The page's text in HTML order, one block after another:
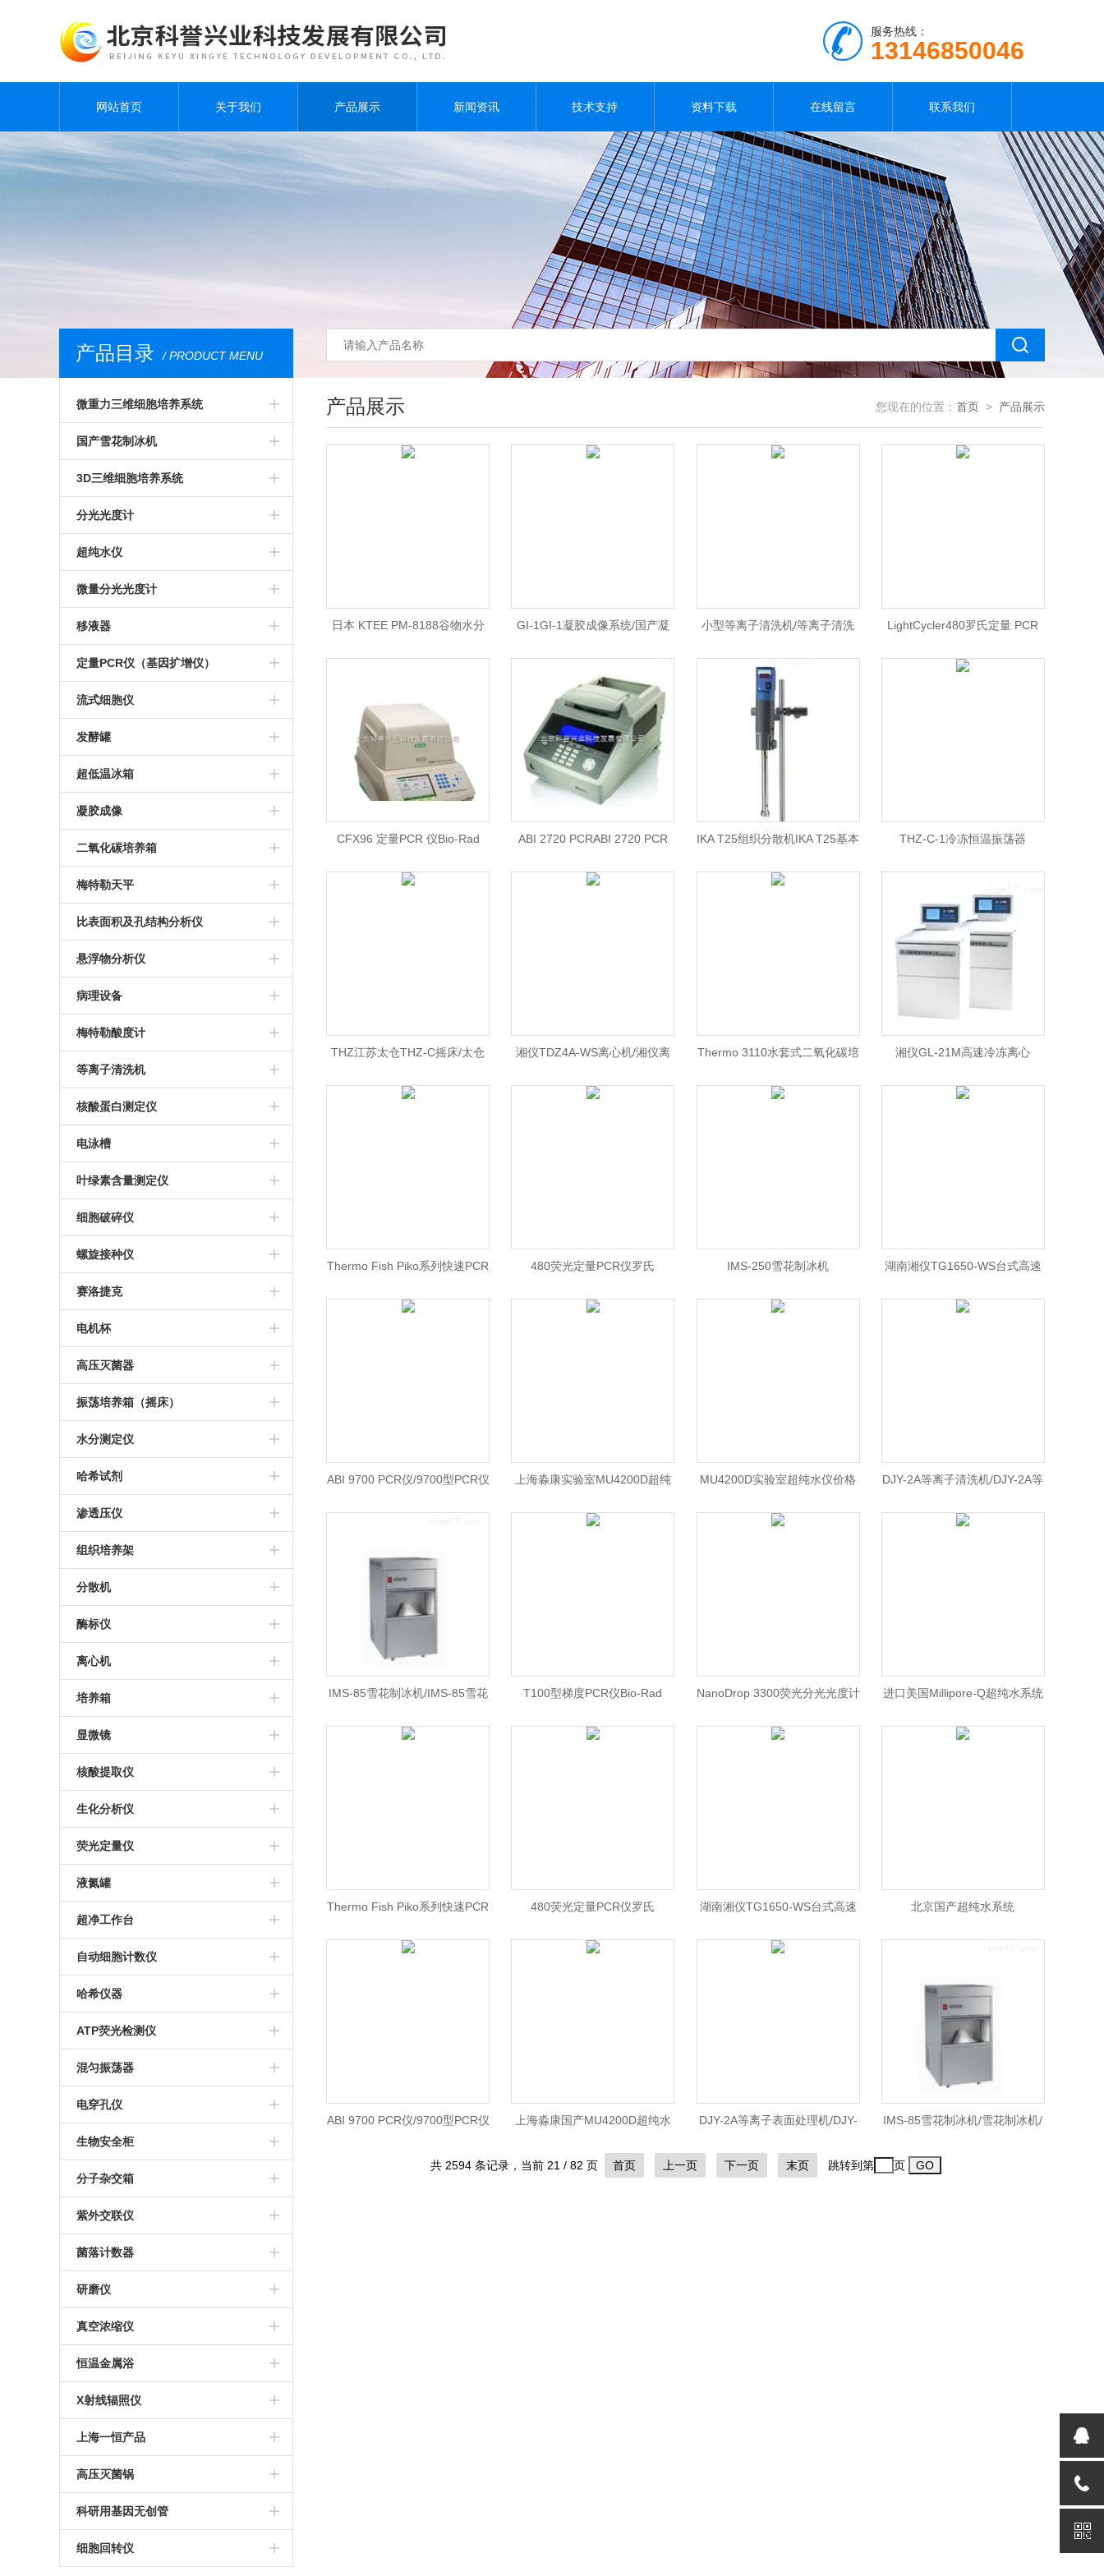
服务热线：
13146850046
网站首页 关于我们 产品展示 新闻资讯 技术支持 资料下载 在线留言 联系我们
产品目录 / PRODUCT MENU
微重力三维细胞培养系统
二轴回转培养系统
Bio SpaceX-3D微重力植物培养系统
Bio SpaceX-4DI三维旋转细胞培养
系统
BioSpace-3D微重力培养仪
TDCCS-3D微重力三维细胞培养系
统
超重力三维旋转细胞培养仪
微重力三维旋转细胞培养仪
国产雪花制冰机
科誉雪花制冰机
格兰特雪花制冰机
IMS系列雪花制冰机
3D三维细胞培养系统
Gravite微重力模拟系统
3D细胞培养系统
分光光度计
超微量紫外分光光度计
赛默飞超微量分光光度计
超纯水仪
密理博超纯水仪
Millipore 超纯水仪
美国Millipor超纯水仪
推荐超纯水仪
上海淼康纯水仪
南京易普易达超纯水仪
微量分光光度计
NanoDrop One 超微量分光光度计
紫外分光光度计
百泰克
德国IMPLEN光度计
科誉兴业光度计
推荐微量分光光度计
NanoDrop3000光度计
超微量分光光度计
移液器
ErgoOne移液器
移液器灭菌器
Eppendorf德国移液器
定量PCR仪（基因扩增仪）
ThermoFisher PCR仪
CFX Opus 96
荧光定量PCR仪
PCR操作台
罗氏PCR仪
ABI 9700 PCR仪
ABI2720 PCR仪
伯乐T100 PCR仪
安捷伦AriaMX定量PCR仪
BIO-RAD PCR仪
推荐PCR仪
流式细胞仪
BD 流式细胞仪
BD C6流式细胞仪
发酵罐
气升式发酵罐
多联不锈钢发酵罐
台式发酵罐
超低温冰箱
thermo905超低温冰箱
三洋超低温冰箱
美菱低温冰箱
海尔超低温冰箱
凝胶成像
GI-II凝胶成像系统
北京通宝达成凝胶成像
二氧化碳培养箱
上海力康二氧化碳培养箱
美国Thermo二氧化碳培养箱
美国SIM二氧化碳培养箱
梅特勒天平
梅特勒天平
比表面积及孔结构分析仪
比奥德SSA-4000系列比表面积及孔
结构分析仪
悬浮物分析仪
德国默克悬浮物分析仪
美国密勒悬浮物分析仪
病理设备
冷冻组织包埋机
全自动组织脱水机
金华科迪
莱卡切片机
德国徕卡石蜡包埋机
梅特勒酸度计
梅特勒PH计
等离子清洗机
推荐等离子清洗机
等离子清洗机
核酸蛋白测定仪
Bio-Rad核酸蛋白测定仪
电泳槽
伯乐电泳槽
叶绿素含量测定仪
日本KONTCA流式细胞仪
细胞破碎仪
宁波新芝超声波细胞破碎仪
螺旋接种仪
法国Interscience
西班牙IUL螺旋接种仪
推荐螺旋接种仪
赛洛捷克
离心机
电机杯
伯乐电机杯
高压灭菌器
推荐高压灭菌器
美国致微高压灭菌器
振荡培养箱（摇床）
WIGGENS
THZ-C恒温振荡器
水分测定仪
美国帝强水分测定仪
日本KETT水分测定仪
哈希试剂
哈希试剂
渗透压仪
进口渗透压仪
组织培养架
组织培养架
分散机
推荐分散机
德国IKA分散机
酶标仪
Thermo MultiskanFC酶标仪
BioTek SynergyLX
Bio-Rad iMark酶标仪
美国MD M4多功能酶标仪
帝肯M200 Pro多功能酶标仪
离心机
Sigma离心机
艾本德5430R离心机
艾本德5810R高速冷冻离心机
冷冻离心机
赛多利斯
Eppendorf 离心机
贝克曼CytoFLEX流式细胞仪
美国Labnet微孔板离心机
Thermo Pico17离心机
赛特湘仪离心机
Thermo离心机
培养箱
三气培养箱
霉菌培养箱
三温区光照培养箱
人工气候箱
生化培养箱
显微镜
莱卡显微镜
尼康显微镜
澳浦显微镜
倒置显微镜
推荐显微镜
核酸提取仪
百泰克核酸提取仪
核酸提取仪
生化分析仪
M-100生物传感器分析仪
S-10生物传感器分析仪
M-2000生物过程生化分析仪
Nova 多参数生化分析仪
M-900生物过程生化分析仪
谷氨酸分析仪
M-100乳酸分析仪
M-100葡萄糖分析仪
荧光定量仪
Qubit4.0
Qubit Flex荧光计
液氮罐
东亚液氮罐
MVE液氮罐
超净工作台
哈东联
自动细胞计数仪
IC1000细胞计数板
Countess 3自动细胞计数仪
Countstar Rigel S5
Thermo Fish
Countstar自动细胞计数仪
哈希仪器
DR900便携式多参数比色计
DR1010 COD测定仪
ATP荧光检测仪
美国Hyginea
混匀振荡器
TYMR-IIIA
艾本德恒温混匀仪
Eppendorf
电穿孔仪
Bio-Rad
生物安全柜
哈东联
ESCO
分子杂交箱
美国UVP
紫外交联仪
美国UVP
菌落计数器
法国interscience
研磨仪
JXFSTPRP-CLN冷冻研磨仪
真空浓缩仪
Concentrator plus
恒温金属浴
MK200-4恒温金属浴
X射线辐照仪
RS1800Q X射线细胞辐照仪
RS2000plus X射线辐照仪
RS2000pro 生物学X射线辐照仪
上海一恒产品
恒温恒湿箱
恒温振荡器
电热恒温培养箱
高压灭菌锅
申安高压灭菌锅
科研用基因无创管
Streck基因无创管
细胞回转仪
产品展示 您现在的位置： 首页 > 产品展示
日本 KTEE PM-8188谷物水分
测定仪/PM-8188水分测定仪价
GI-1GI-1凝胶成像系统/国产凝
胶成像/凝胶成像
小型等离子清洗机/等离子清洗
机价格/DJY-2A等离子清洗机价
格
LightCycler480罗氏定量 PCR
仪/罗氏定量PCR 北京/罗氏480
CFX96 定量PCR 仪Bio-Rad
CFX96荧光定量PCR仪/CFX96
ABI 2720 PCRABI 2720 PCR
仪/ 2720 PCR仪现货热销中/ABI
IKA T25组织分散机IKA T25基本
型分散机/德国IKA T25分散机价
THZ-C-1冷冻恒温振荡器
THZ江苏太仓THZ-C摇床/太仓
THZ-C摇床价格/太仓摇床北京
湘仪TDZ4A-WS离心机/湘仪离
心机
Thermo 3110水套式二氧化碳培
养箱/3110水套式二氧化碳培养
湘仪GL-21M高速冷冻离心
机/GL-21M高速离心机价格/湘
Thermo Fish Piko系列快速PCR
仪/Thermo PCR仪 北京/ Piko
480荧光定量PCR仪罗氏
LightCycler480荧光定量PCR仪/
IMS-250雪花制冰机 湖南湘仪TG1650-WS台式高速
离心机/TG1650-WS离心
ABI 9700 PCR仪/9700型PCR仪
现货价格/ABI PCR 北京
上海淼康实验室MU4200D超纯
水仪
MU4200D实验室超纯水仪价格 DJY-2A等离子清洗机/DJY-2A等
离子清洗机价格/小型等离子清
IMS-85雪花制冰机/IMS-85雪花
制冰机/国产雪花制冰机 北京
T100型梯度PCR仪Bio-Rad
T100梯度PCR仪\ Bio-Rad PCR
NanoDrop 3300荧光分光光度计
北京/NanoDrop 3300荧光分光
进口美国Millipore-Q超纯水系统
Thermo Fish Piko系列快速PCR
仪/Thermo PCR仪/ Piko PCR仪
480荧光定量PCR仪罗氏
LightCycler480荧光定量PCR仪/
湖南湘仪TG1650-WS台式高速
离心机/TG1650-WS离心机北京
北京国产超纯水系统
ABI 9700 PCR仪/9700型PCR仪 上海淼康国产MU4200D超纯水 DJY-2A等离子表面处理机/DJY-
2A等离子清洗机价格/小型等离
IMS-85雪花制冰机/雪花制冰机/
共 2594 条记录，当前 21 / 82 页
首页 上一页 下一页 末页 跳转到第 页